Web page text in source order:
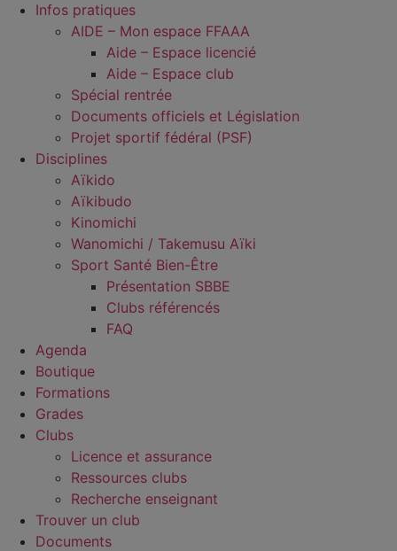
Infos pratiques
AIDE – Mon espace FFAAA
Aide – Espace licencié
Aide – Espace club
Spécial rentrée
Documents officiels et Législation
Projet sportif fédéral (PSF)
Disciplines
Aïkido
Aïkibudo
Kinomichi
Wanomichi / Takemusu Aïki
Sport Santé Bien-Être
Présentation SBBE
Clubs référencés
FAQ
Agenda
Boutique
Formations
Grades
Clubs
Licence et assurance
Ressources clubs
Recherche enseignant
Trouver un club
Documents